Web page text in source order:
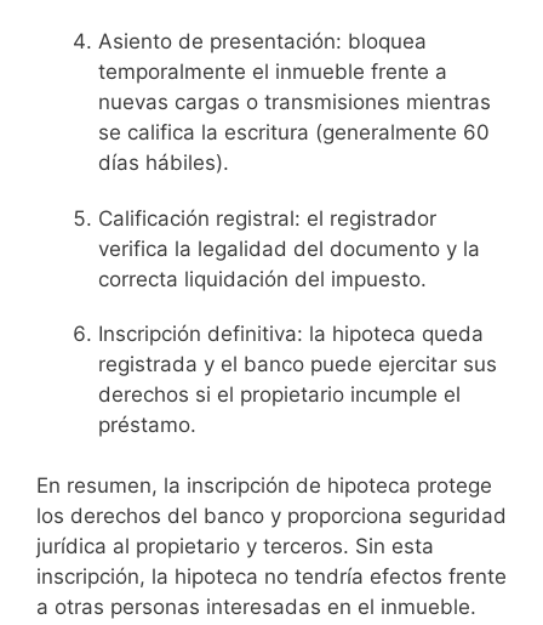
Asiento de presentación: bloquea
temporalmente el inmueble frente a
nuevas cargas o transmisiones mientras
se califica la escritura (generalmente 60
días hábiles).
Calificación registral: el registrador
verifica la legalidad del documento y la
correcta liquidación del impuesto.
Inscripción definitiva: la hipoteca queda
registrada y el banco puede ejercitar sus
derechos si el propietario incumple el
préstamo.
En resumen, la inscripción de hipoteca protege
los derechos del banco y proporciona seguridad
jurídica al propietario y terceros. Sin esta
inscripción, la hipoteca no tendría efectos frente
a otras personas interesadas en el inmueble.